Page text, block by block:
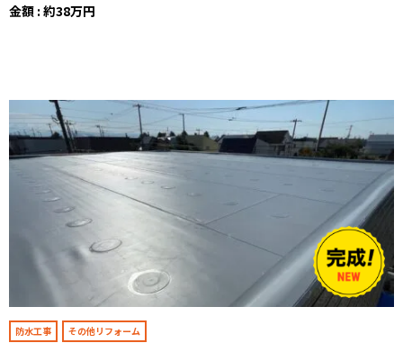
金額 : 約38万円
防水工事 その他リフォーム